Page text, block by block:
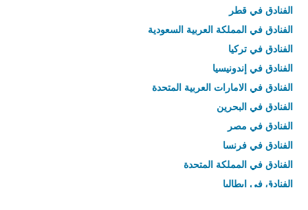
الفنادق في قطر
الفنادق في المملكة العربية السعودية
الفنادق في تركيا
الفنادق في إندونيسيا
الفنادق في الامارات العربية المتحدة
الفنادق في البحرين
الفنادق في مصر
الفنادق في فرنسا
الفنادق في المملكة المتحدة
الفنادق في إيطاليا